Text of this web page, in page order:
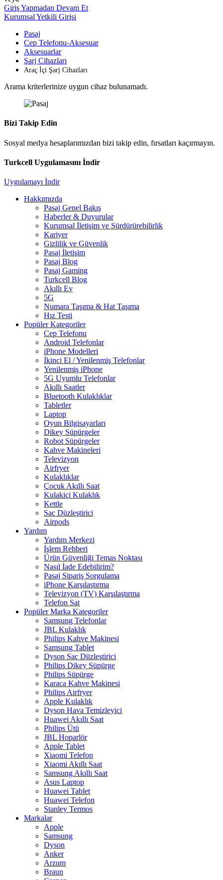
Giriş Yapmadan Devam Et
Kurumsal Yetkili Girişi
Pasaj
Cep Telefonu-Aksesuar
Aksesuarlar
Şarj Cihazları
Araç İçi Şarj Cihazları
Arama kriterlerinize uygun cihaz bulunamadı.
Bizi Takip Edin
Sosyal medya hesaplarımızdan bizi takip edin, fırsatları kaçırmayın.
Turkcell Uygulamasını İndir
Uygulamayı İndir
Hakkımızda
Pasaj Genel Bakış
Haberler & Duyurular
Kurumsal İletişim ve Sürdürürebilirlik
Kariyer
Gizlilik ve Güvenlik
Pasaj İletişim
Pasaj Blog
Pasaj Gaming
Turkcell Blog
Akıllı Ev
5G
Numara Taşıma & Hat Taşıma
Hız Testi
Popüler Kategoriler
Cep Telefonu
Android Telefonlar
iPhone Modelleri
İkinci El / Yenilenmiş Telefonlar
Yenilenmiş iPhone
5G Uyumlu Telefonlar
Akıllı Saatler
Bluetooth Kulaklıklar
Tabletler
Laptop
Oyun Bilgisayarları
Dikey Süpürgeler
Robot Süpürgeler
Kahve Makineleri
Televizyon
Airfryer
Kulaklıklar
Çocuk Akıllı Saat
Kulakiçi Kulaklık
Kettle
Saç Düzleştirici
Airpods
Yardım
Yardım Merkezi
İşlem Rehberi
Ürün Güvenliği Temas Noktası
Nasıl İade Edebilirim?
Pasaj Sipariş Sorgulama
iPhone Karşılaştırma
Televizyon (TV) Karşılaştırma
Telefon Sat
Popüler Marka Kategoriler
Samsung Telefonlar
JBL Kulaklık
Philips Kahve Makinesi
Samsung Tablet
Dyson Saç Düzleştirici
Philips Dikey Süpürge
Philips Süpürge
Karaca Kahve Makinesi
Philips Airfryer
Apple Kulaklık
Dyson Hava Temizleyici
Huawei Akıllı Saat
Philips Ütü
JBL Hoparlör
Apple Tablet
Xiaomi Telefon
Xiaomi Akıllı Saat
Samsung Akıllı Saat
Asus Laptop
Huawei Tablet
Huawei Telefon
Stanley Termos
Markalar
Apple
Samsung
Dyson
Anker
Arzum
Braun